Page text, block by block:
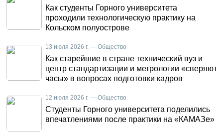
Как студенты Горного университета
проходили технологическую практику на
Кольском полуострове
13 июля 2026 г. — Общество
Как старейшие в стране технический вуз и
центр стандартизации и метрологии «сверяют
часы» в вопросах подготовки кадров
12 июля 2026 г. — Общество
Студенты Горного университета поделились
впечатлениями после практики на «КАМАЗе»